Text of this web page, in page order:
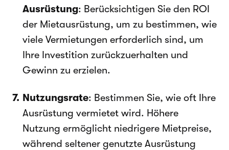
Ausrüstung: Berücksichtigen Sie den ROI
der Mietausrüstung, um zu bestimmen, wie
viele Vermietungen erforderlich sind, um
Ihre Investition zurückzuerhalten und
Gewinn zu erzielen.
Nutzungsrate: Bestimmen Sie, wie oft Ihre
Ausrüstung vermietet wird. Höhere
Nutzung ermöglicht niedrigere Mietpreise,
während seltener genutzte Ausrüstung